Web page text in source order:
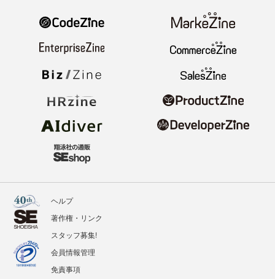
ヘルプ
著作権・リンク
スタッフ募集!
会員情報管理
免責事項